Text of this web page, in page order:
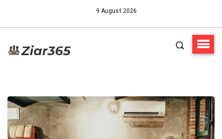
9 August 2026